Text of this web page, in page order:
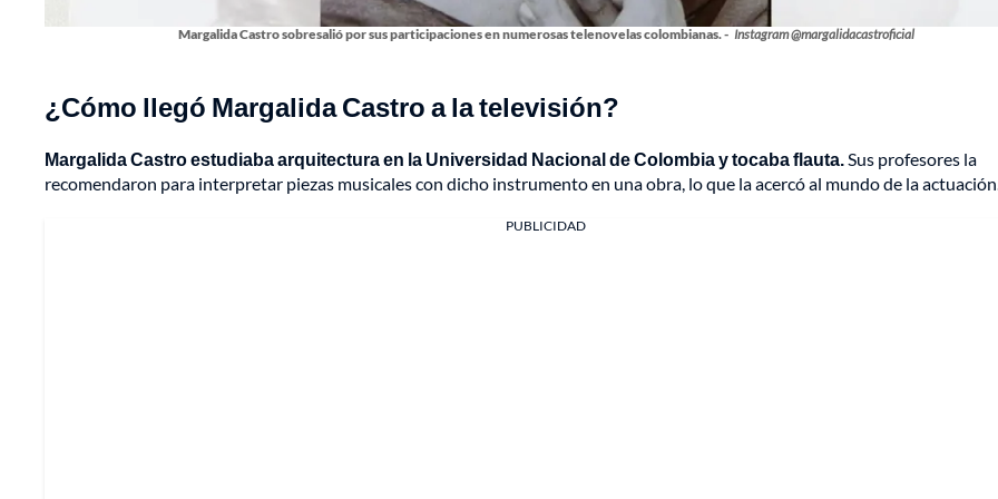
Margalida Castro sobresalió por sus participaciones en numerosas telenovelas colombianas. - Instagram @margalidacastroficial
¿Cómo llegó Margalida Castro a la televisión?
Margalida Castro estudiaba arquitectura en la Universidad Nacional de Colombia y tocaba flauta.Sus profesores la
recomendaron para interpretar piezas musicales con dicho instrumento en una obra, lo que la acercó al mundo de la
PUBLICIDAD